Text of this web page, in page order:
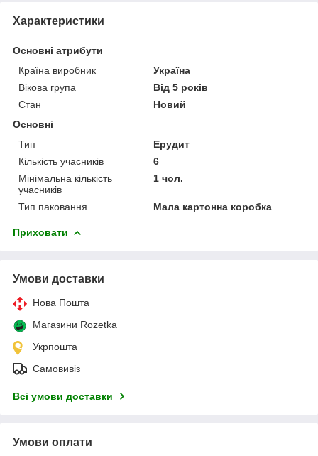
Характеристики
Основні атрибути
Країна виробник
Україна
Вікова група
Від 5 років
Стан
Новий
Основні
Тип
Ерудит
Кількість учасників
6
Мінімальна кількість
учасників
1 чол.
Тип паковання Мала картонна коробка
Приховати
Умови доставки
Нова Пошта
Магазини Rozetka
Укрпошта
Самовивіз
Всі умови доставки
Умови оплати